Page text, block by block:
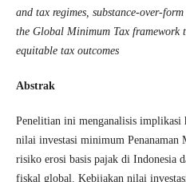
and tax regimes, substance-over-
the Global Minimum Tax framework
equitable tax outcomes
Abstrak
Penelitian ini menganalisis implikasi
nilai investasi minimum Penanaman
risiko erosi basis pajak di Indonesia
fiskal global. Kebijakan nilai